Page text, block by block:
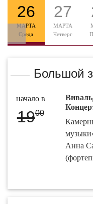
26
МАРТА
Среда
27
МАРТА
Четверг
Большой
начало в
1900
Анна